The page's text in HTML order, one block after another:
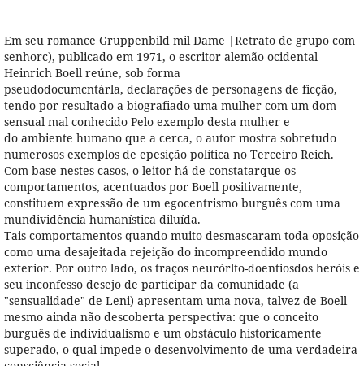
Em seu romance Gruppenbild mil Dame |Retrato de grupo com
senhorc), publicado em 1971, o escritor alemão ocidental
Heinrich Boell reúne, sob forma
pseudodocumcntárla, declarações de personagens de ficção,
tendo por resultado a biografiado uma mulher com um dom
sensual mal conhecido Pelo exemplo desta mulher e
do ambiente humano que a cerca, o autor mostra sobretudo
numerosos exemplos de epesição política no Terceiro Reich.
Com base nestes casos, o leitor há de constatarque os
comportamentos, acentuados por Boell positivamente,
constituem expressão de um egocentrismo burguês com uma
mundividência humanística diluída.
Tais comportamentos quando muito desmascaram toda oposição
como uma desajeitada rejeição do incompreendido mundo
exterior. Por outro lado, os traços neurórlto-doentiosdos heróis e
seu inconfesso desejo de participar da comunidade (a
"sensualidade" de Leni) apresentam uma nova, talvez de Boell
mesmo ainda não descoberta perspectiva: que o conceito
burguês de individualismo e um obstáculo historicamente
superado, o qual impede o desenvolvimento de uma verdadeira